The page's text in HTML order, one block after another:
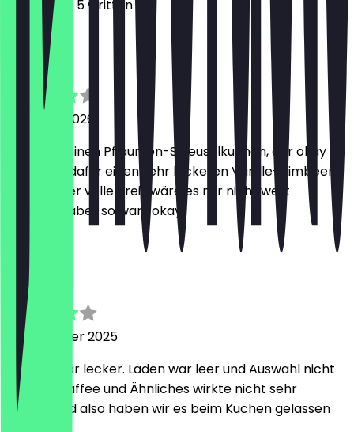
Reviews, 5 written
16 March 2026
Ich hatte einen Pflaumen-Streuselkuchen, der okay
war, aber dafür einen sehr leckeren Vanille-Himbeer-
Kuchen. Der volle Preis wäre es mir nicht wert
gewesen, aber so wars okay.
Andre
4 November 2025
Kuchen war lecker. Laden war leer und Auswahl nicht
so groß. Kaffee und Ähnliches wirkte nicht sehr
verlockend also haben wir es beim Kuchen gelassen